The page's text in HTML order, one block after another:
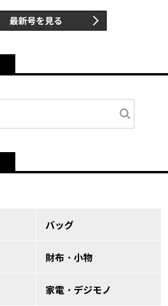
最新号を見る
バッグ
財布・小物
家電・デジモノ